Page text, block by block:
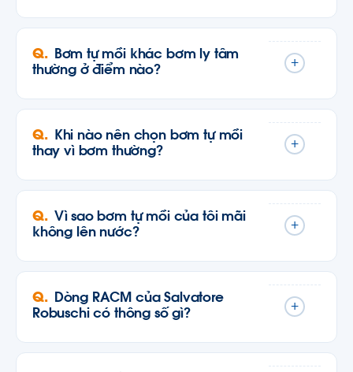
Bơm tự mồi khác bơm ly tâm
thường ở điểm nào?
+
Khi nào nên chọn bơm tự mồi
thay vì bơm thường?
+
Vì sao bơm tự mồi của tôi mãi
không lên nước?
+
Dòng RACM của Salvatore
Robuschi có thông số gì?
+